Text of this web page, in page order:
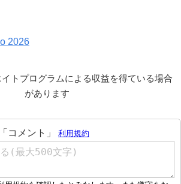
2026
トプログラムによる収益を得ている場合
があります